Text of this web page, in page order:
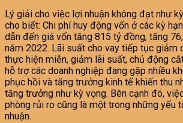
Lý giải cho việc lợi nhuận không đạt như
cho biết: Chi phí huy động vốn ở các kỳ
dẫn đến giá vốn tăng 815 tỷ đồng, tăng
năm 2022. Lãi suất cho vay tiếp tục giảm
thực hiện miễn, giảm lãi suất, chủ động
hỗ trợ các doanh nghiệp đang gặp nhiều
phục hồi và tăng trưởng kinh tế khiến thu
tăng trưởng như kỳ vọng. Bên cạnh đó,
phòng rủi ro cũng là một trong những yếu
nhuận.